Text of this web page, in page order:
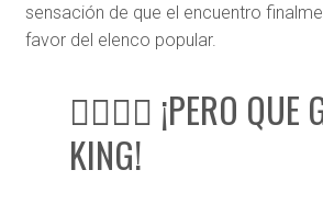
sensación de que el encuentro
favor del elenco popular.
😮‍💨🏁👑 ¡PERO QUE
KING!